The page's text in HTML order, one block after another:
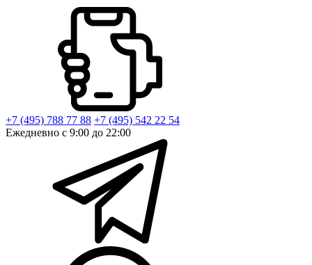
+7 (495) 788 77 88 +7 (495) 542 22 54
Ежедневно с 9:00 до 22:00